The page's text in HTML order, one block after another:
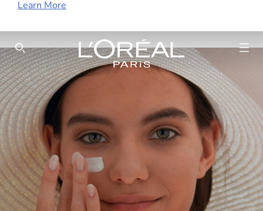
Learn More
SEARCH THIS SITE